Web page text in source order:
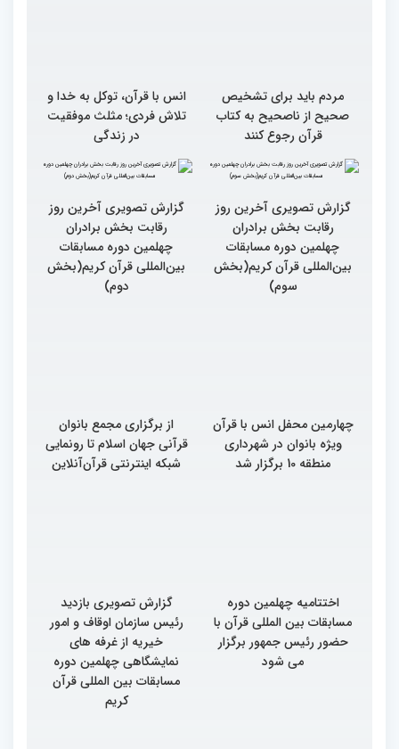
مردم باید برای تشخیص
صحیح از ناصحیح به کتاب
قرآن رجوع کنند
انس با قرآن، توکل به خدا و
تلاش فردی؛ مثلث موفقیت
در زندگی
گزارش تصویری آخرین روز
رقابت بخش برادران
چهلمین دوره مسابقات
بین‌المللی قرآن کریم(بخش
سوم)
گزارش تصویری آخرین روز
رقابت بخش برادران
چهلمین دوره مسابقات
بین‌المللی قرآن کریم(بخش
دوم)
چهارمین محفل انس با قرآن
ویژه بانوان در شهرداری
منطقه 10 برگزار شد
از برگزاری مجمع بانوان
قرآنی جهان اسلام تا رونمایی
شبکه اینترنتی قرآن‌آنلاین
اختتامیه چهلمین دوره
مسابقات بین المللی قرآن با
حضور رئیس جمهور برگزار
می شود
گزارش تصویری بازدید
رئیس سازمان اوقاف و امور
خیریه از غرفه های
نمایشگاهی چهلمین دوره
مسابقات بین المللی قرآن
کریم